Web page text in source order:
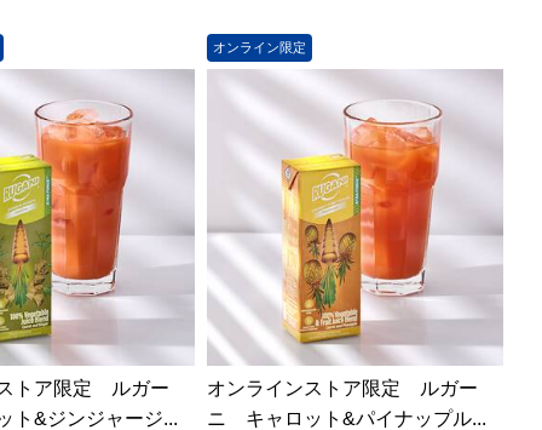
トア限定 ルガー
&ジンジャージ...
オンライン限定
オンラインストア限定 ルガー
ニ キャロット&パイナップル...